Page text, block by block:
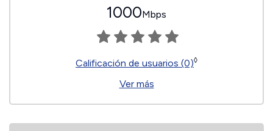
1000Mbps
Calificación de usuarios (0)◊
Ver más